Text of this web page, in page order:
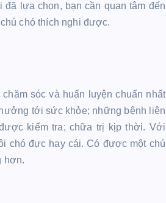
lựa chọn, bạn cần quan tâm đến
chó thích nghi được.
sóc và huấn luyện chuẩn nhất
tới sức khỏe; những bệnh liên
kiểm tra; chữa trị kịp thời. Với
chó đực hay cái. Có được một chú
hơn.